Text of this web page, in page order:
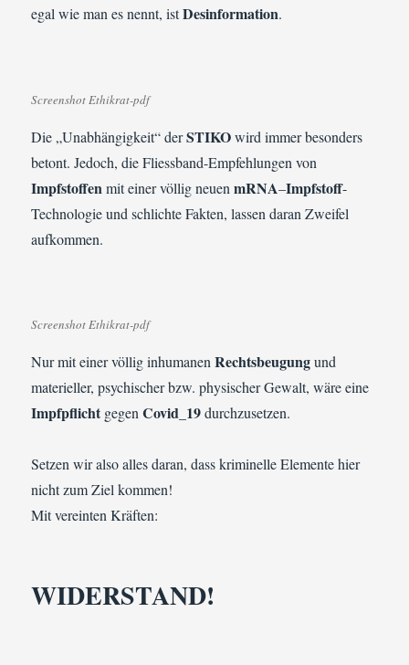
egal wie man es nennt, istDesinformation.
Screenshot Ethikrat-pdf
Die „Unabhängigkeit“ derSTIKOwird immer besonders
betont. Jedoch, die Fliessband-Empfehlungen von
Impfstoffenmit einer völlig neuenmRNA–Impfstoff-
Technologie und schlichte Fakten, lassen daran Zweifel
aufkommen.
Screenshot Ethikrat-pdf
Nur mit einer völlig inhumanenRechtsbeugungund
materieller, psychischer bzw. physischer Gewalt, wäre eine
Impfpflicht gegenCovid_19durchzusetzen.
Setzen wir also alles daran, dass kriminelle Elemente hier
nicht zum Ziel kommen!
Mit vereinten Kräften:
WIDERSTAND!